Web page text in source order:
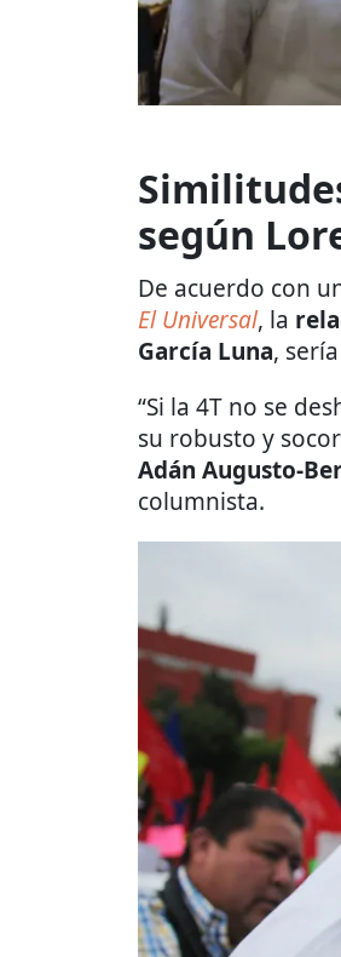
según
De acuerdo con
El Universal, la
García Luna, sería
“Si la 4T no se
su robusto y
Adán Augusto-
columnista.